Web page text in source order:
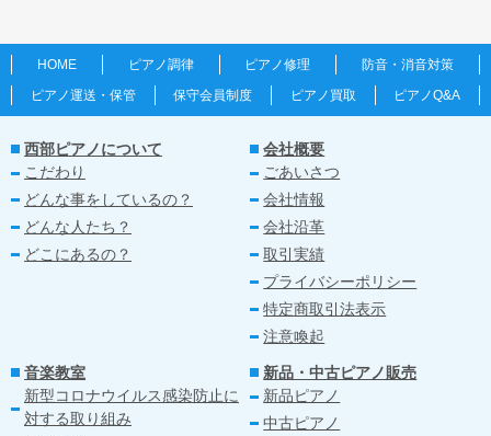
HOME ピアノ調律 ピアノ修理
防音・消音対策
ピアノ運送・保管
保守会員制度 ピアノ買取 ピアノQ&A
西部ピアノについて
こだわり
どんな事をしているの？
どんな人たち？
どこにあるの？
会社概要
ごあいさつ
会社情報
会社沿革
取引実績
プライバシーポリシー
特定商取引法表示
注意喚起
音楽教室
新型コロナウイルス感染防止に
対する取り組み
新品・中古ピアノ販売
新品ピアノ
中古ピアノ